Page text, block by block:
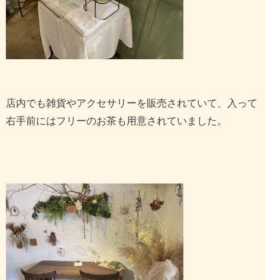
店内でも雑貨やアクセサリーを販売されていて、入って
右手前にはフリーのお茶も用意されていました。